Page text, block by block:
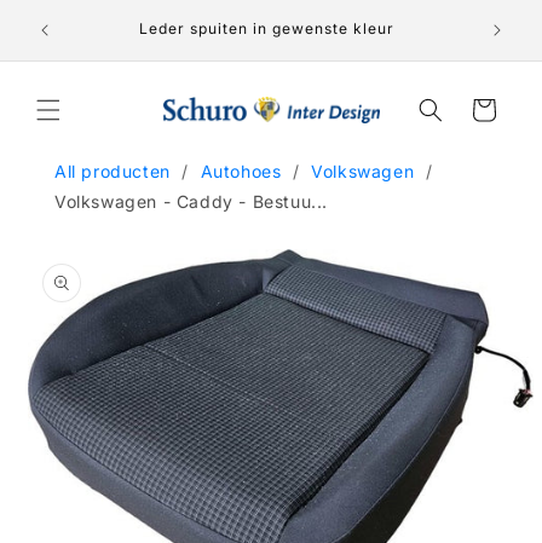
content
Leder spuiten in gewenste kleur
Cart
All producten / Autohoes / Volkswagen
/
Volkswagen - Caddy - Bestuu...
product
information